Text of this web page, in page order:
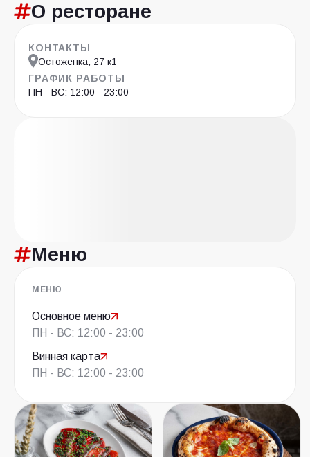
О ресторане
КОНТАКТЫ
Остоженка, 27 к1
ГРАФИК РАБОТЫ
ПН - ВС: 12:00 - 23:00
Меню
МЕНЮ
Основное меню
ПН - ВС: 12:00 - 23:00
Винная карта
ПН - ВС: 12:00 - 23:00